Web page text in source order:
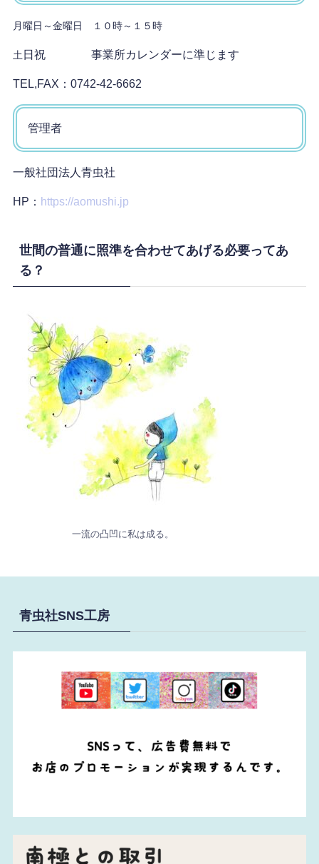
月曜日～金曜日 １０時～１５時
土日祝 事業所カレンダーに準じます
TEL,FAX：0742-42-6662
管理者
一般社団法人青虫社
HP： https://aomushi.jp
世間の普通に照準を合わせてあげる必要ってあ
る？
一流の凸凹に私は成る。
青虫社SNS工房